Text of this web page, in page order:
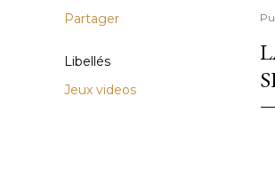
Partager
Libellés
Jeux videos